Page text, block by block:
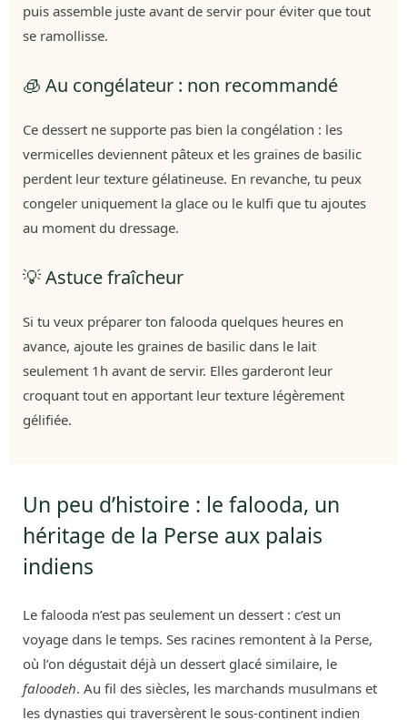
puis assemble juste avant de servir pour éviter que tout
se ramollisse.
🧊 Au congélateur : non recommandé
Ce dessert ne supporte pas bien la congélation : les
vermicelles deviennent pâteux et les graines de basilic
perdent leur texture gélatineuse. En revanche, tu peux
congeler uniquement la glace ou le kulfi que tu ajoutes
au moment du dressage.
💡 Astuce fraîcheur
Si tu veux préparer ton falooda quelques heures en
avance, ajoute les graines de basilic dans le lait
seulement 1h avant de servir. Elles garderont leur
croquant tout en apportant leur texture légèrement
gélifiée.
Un peu d’histoire : le falooda, un
héritage de la Perse aux palais
indiens
Le falooda n’est pas seulement un dessert : c’est un
voyage dans le temps. Ses racines remontent à la Perse,
où l’on dégustait déjà un dessert glacé similaire, le
faloodeh. Au fil des siècles, les marchands musulmans et
les dynasties qui traversèrent le sous-continent indien